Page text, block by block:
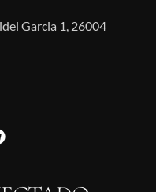
Garcia 1, 26004